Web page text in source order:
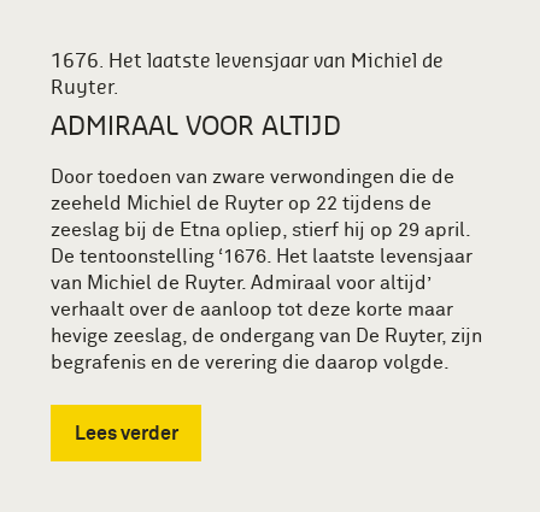
1676. Het laatste levensjaar van Michiel de
Ruyter.
ADMIRAAL VOOR ALTIJD
Door toedoen van zware verwondingen die de
zeeheld Michiel de Ruyter op 22 tijdens de
zeeslag bij de Etna opliep, stierf hij op 29 april.
De tentoonstelling ‘1676. Het laatste levensjaar
van Michiel de Ruyter. Admiraal voor altijd’
verhaalt over de aanloop tot deze korte maar
hevige zeeslag, de ondergang van De Ruyter, zijn
begrafenis en de verering die daarop volgde.
Lees verder